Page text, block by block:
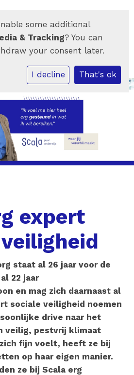
expert
staat al 26 jaar voor de
22 jaar
en mag zich daarnaast al
sociale veiligheid noemen
drive naar het
veilig, pestvrij klimaat
fijn voelt, heeft ze bij
op haar eigen manier.
ze bij Scala erg
some additional
& Tracking? You can
your consent later.
I decline That's ok